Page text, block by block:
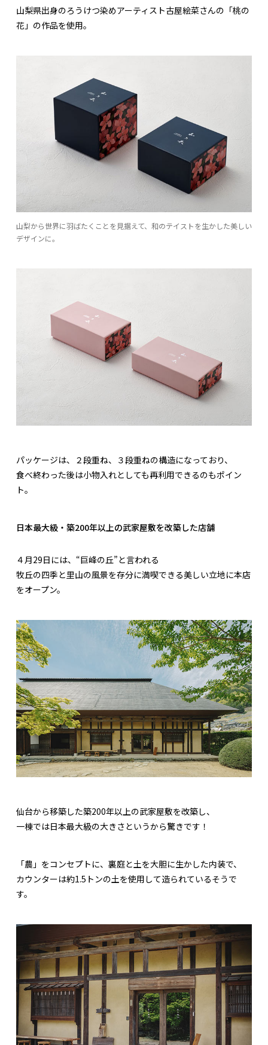
山梨県出身のろうけつ染めアーティスト古屋絵菜さんの「桃の
花」の作品を使用。
山梨から世界に羽ばたくことを見据えて、和のテイストを生かした美しい
デザインに。
パッケージは、２段重ね、３段重ねの構造になっており、
食べ終わった後は小物入れとしても再利用できるのもポイン
ト。
日本最大級・築200年以上の武家屋敷を改築した店舗
４月29日には、“巨峰の丘”と言われる
牧丘の四季と里山の風景を存分に満喫できる美しい立地に本店
をオープン。
仙台から移築した築200年以上の武家屋敷を改築し、
一棟では日本最大級の大きさというから驚きです！
「農」をコンセプトに、裏庭と土を大胆に生かした内装で、
カウンターは約1.5トンの土を使用して造られているそうで
す。